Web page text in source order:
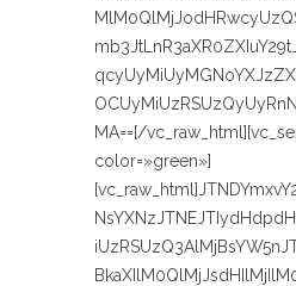
MA==[/
color=»green»]